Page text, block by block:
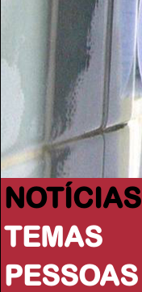
NOTÍCIAS
TEMAS
PESSOAS